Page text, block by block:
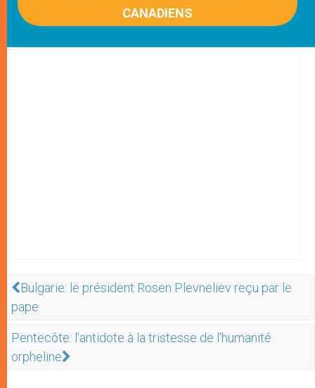
CANADIENS
Bulgarie: le président Rosen Plevneliev reçu par le
pape
Pentecôte: l’antidote à la tristesse de l’humanité
orpheline